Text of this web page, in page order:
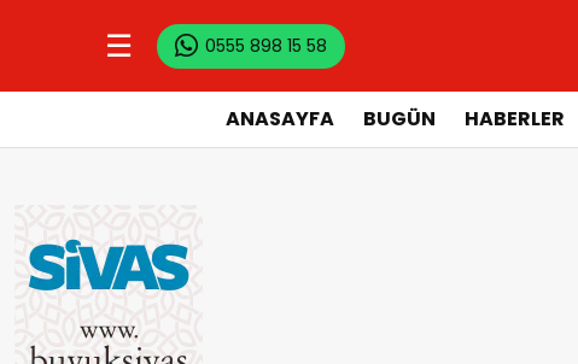
☰ 0555 898 15 58
ANASAYFA BUGÜN HABERLER